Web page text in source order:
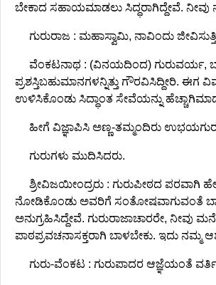
ಬೇಕಾದ ಸಹಾಯಮಾಡಲು ಸಿದ್ಧರಾಗಿದ್ದೇವೆ. ನೀವು
ಗುರುರಾಜ : ಮಹಾಸ್ವಾಮಿ, ನಾವಿಂದು
ವೆಂಕಟನಾಥ : (ವಿನಯದಿಂದ) ಗುರುವರ್ಯ,
ಪ್ರಶಸ್ತಿಬಹುಮಾನಗಳನ್ನಿತ್ತು ಗೌರವಿಸಿದ್ದೀರಿ.
ಉಳಿಸಿಕೊಂಡು ಸಿದ್ಧಾಂತ ಸೇವೆಯನ್ನು
ಹೀಗೆ ವಿಜ್ಞಾಪಿಸಿ ಅಣ್ಣ-ತಮ್ಮಂದಿರು
ಗುರುಗಳು ಮುದಿಸಿದರು.
ಶ್ರೀವಿಜಯೀಂದ್ರರು : ಗುರುಪೀಠದ ಪರವಾಗಿ
ನೋಡಿಕೊಂಡು ಅವರಿಗೆ ಸಂತೋಷವಾಗುವಂತೆ
ಅನುಗ್ರಹಿಸಿದ್ದೇವೆ. ಗುರುರಾಜಾಚಾರರೇ, ನೀವು
ಪಾಠಪ್ರವಚನಾಸಕ್ತರಾಗಿ ಬಾಳಬೇಕು. ಇದು ನಮ್ಮ
ಗುರು-ವೆಂಕಟ : ಗುರುಪಾದರ ಆಜ್ಞೆಯಂತೆ